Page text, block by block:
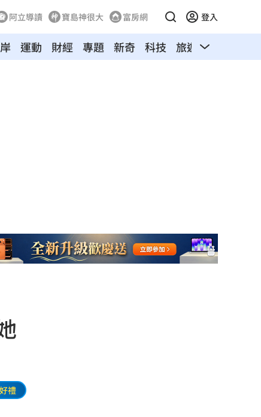
阿立導讀 寶島神很大 富房網 登入
運動 財經 專題 新奇 科技 旅遊 汽車
禮